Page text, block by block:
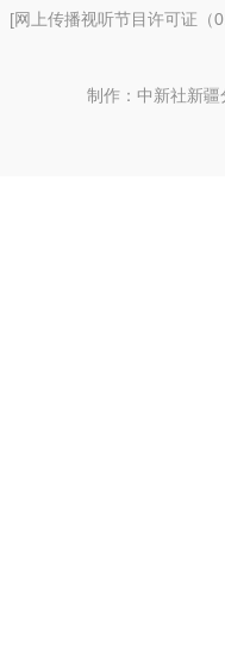
[网上传播视听节目许可证（
制作：中新社